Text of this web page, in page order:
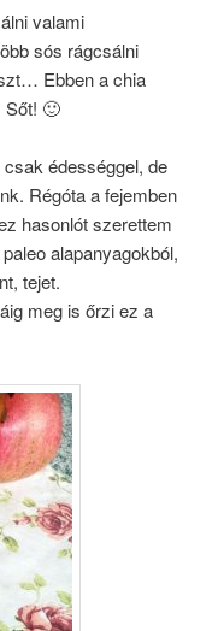
valami
sós rágcsálni
Ebben a chia
Sőt! 🙂
édességgel, de
Régóta a fejemben
hasonlót szerettem
alapanyagokból,
tejet.
meg is őrzi ez a